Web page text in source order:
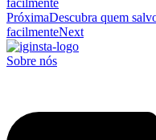
PróximaDescubra quem
facilmenteNext
Sobre nós